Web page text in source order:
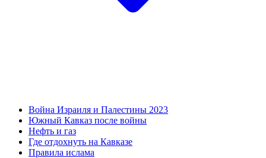
Война Израиля и Палестины 2023
Южный Кавказ после войны
Нефть и газ
Где отдохнуть на Кавказе
Правила ислама